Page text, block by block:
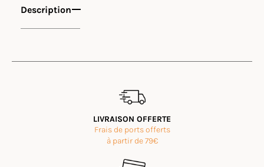
Description
LIVRAISON OFFERTE
Frais de ports offerts
à partir de 79€